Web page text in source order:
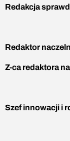
Redakcja
Redaktor
Z-ca redaktora
Szef innowacji i